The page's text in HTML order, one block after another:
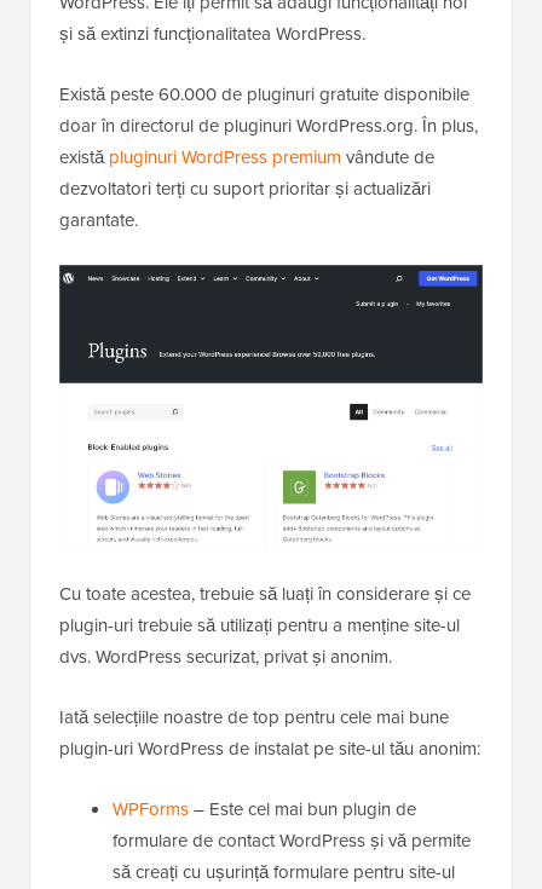
și să extinzi funcționalitatea WordPress.
Există peste 60.000 de pluginuri gratuite disponibile
doar în directorul de pluginuri WordPress.org. În plus,
existăpluginuri WordPress premium vândute de
dezvoltatori terți cu suport prioritar și actualizări
garantate.
Cu toate acestea, trebuie să luați în considerare și ce
plugin-uri trebuie să utilizați pentru a menține site-ul
dvs. WordPress securizat, privat și anonim.
Iată selecțiile noastre de top pentru cele mai bune
plugin-uri WordPress de instalat pe site-ul tău anonim:
WPForms– Este cel mai bun plugin de
formulare de contact WordPress și vă permite
să creați cu ușurință formulare pentru site-ul